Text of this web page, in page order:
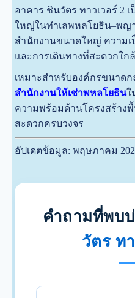
อาคาร ชินวัตร ทาวเวอร์ 2
ใหญ่ในทำเลพหลโยธิน–พญ
สำนักงานขนาดใหญ่ ความเ
และการเดินทางที่สะดวกใก
เหมาะสำหรับองค์กรขนาด
สำนักงานให้เช่าพหลโยธินใ
ความพร้อมด้านโครงสร้าง
สะดวกครบวงจร
อัปเดตข้อมูล: พฤษภาคม
คำถามที่พบ
วัตร ท